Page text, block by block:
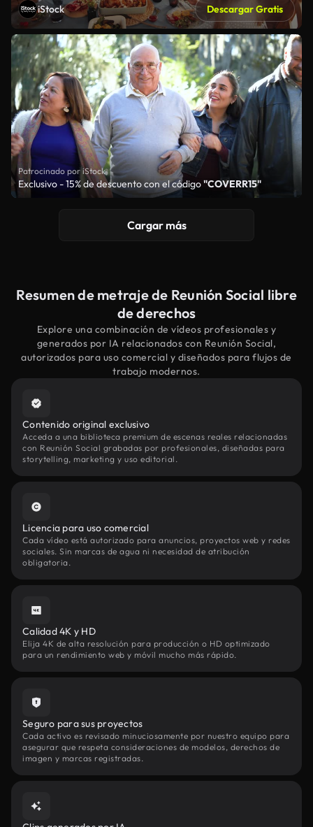
iStock Descargar Gratis
Patrocinado por iStock
Exclusivo - 15% de descuento con el código"COVERR15"
Cargar más
Resumen de metraje de Reunión Social libre
de derechos
Explore una combinación de vídeos profesionales y
generados por IA relacionados con Reunión Social,
autorizados para uso comercial y diseñados para flujos de
trabajo modernos.
Contenido original exclusivo
Acceda a una biblioteca premium de escenas reales relacionadas
con Reunión Social grabadas por profesionales, diseñadas para
storytelling, marketing y uso editorial.
Licencia para uso comercial
Cada vídeo está autorizado para anuncios, proyectos web y redes
sociales. Sin marcas de agua ni necesidad de atribución
obligatoria.
Calidad 4K y HD
Elija 4K de alta resolución para producción o HD optimizado
para un rendimiento web y móvil mucho más rápido.
Seguro para sus proyectos
Cada activo es revisado minuciosamente por nuestro equipo para
asegurar que respeta consideraciones de modelos, derechos de
imagen y marcas registradas.